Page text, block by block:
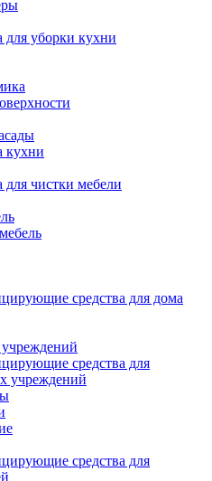
для уборки кухни
кухни
для чистки мебели
средства для дома
средства для
учреждений
средства для